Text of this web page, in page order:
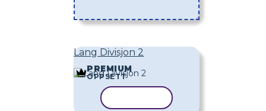
Lang Divisjon 2
PREMIUM
OPPSETT